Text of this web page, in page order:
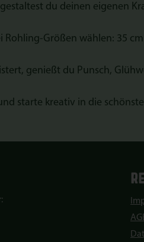
du deinen eigenen
Rohling-Größen wählen: 35
genießt du Punsch,
starte kreativ in die